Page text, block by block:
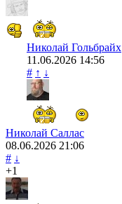
Николай Гольбрайх
11.06.2026 14:56
# ↑ ↓
Николай Саллас
08.06.2026 21:06
# ↓
+1